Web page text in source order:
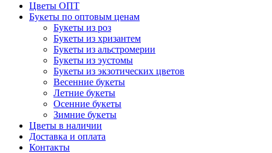
Цветы ОПТ
Букеты по оптовым ценам
Букеты из роз
Букеты из хризантем
Букеты из альстромерии
Букеты из эустомы
Букеты из экзотических цветов
Весенние букеты
Летние букеты
Осенние букеты
Зимние букеты
Цветы в наличии
Доставка и оплата
Контакты